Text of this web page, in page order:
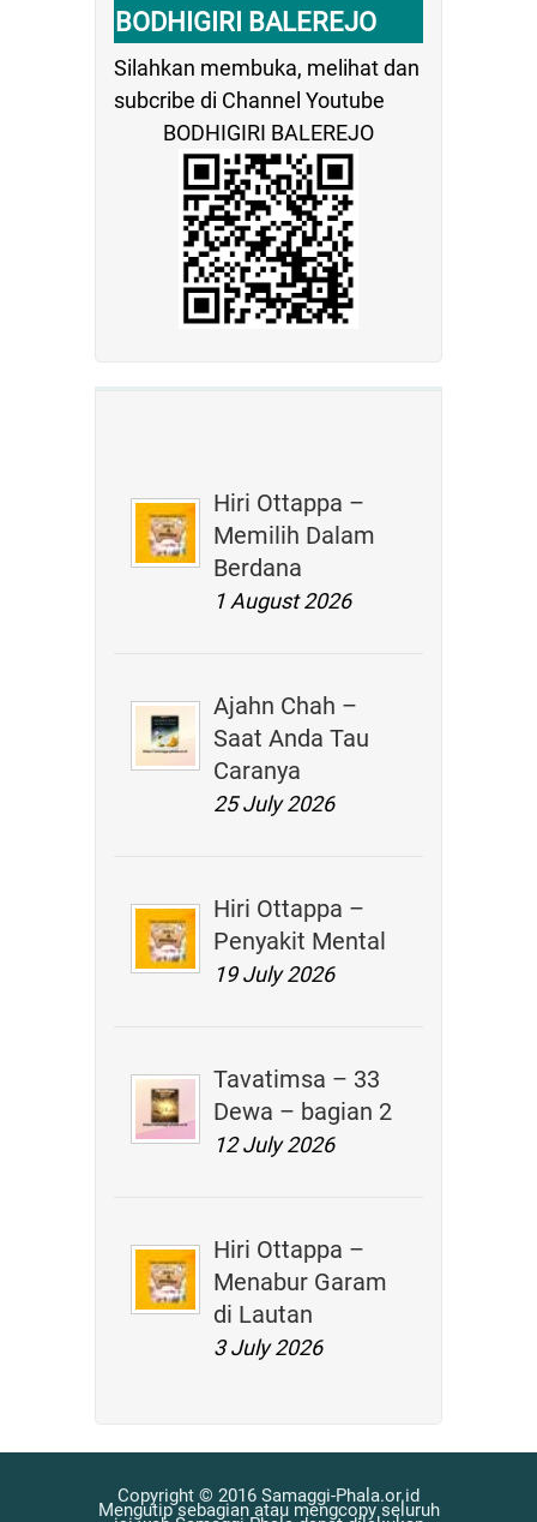
BODHIGIRI BALEREJO
Silahkan membuka, melihat dan
subcribe di Channel Youtube
BODHIGIRI BALEREJO
Hiri Ottappa –
Memilih Dalam
Berdana
1 August 2026
Ajahn Chah –
Saat Anda Tau
Caranya
25 July 2026
Hiri Ottappa –
Penyakit Mental
19 July 2026
Tavatimsa – 33
Dewa – bagian 2
12 July 2026
Hiri Ottappa –
Menabur Garam
di Lautan
3 July 2026
Copyright © 2016 Samaggi-Phala.or.id
Mengutip sebagian atau mengcopy seluruh